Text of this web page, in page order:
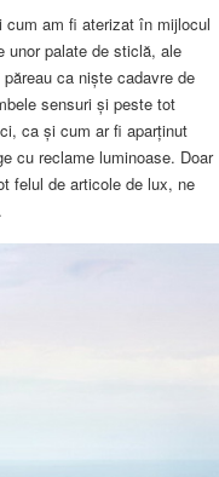
cum am fi aterizat în mijlocul
unor palate de sticlă, ale
ca niște cadavre de
sensuri și peste tot
ca și cum ar fi aparținut
cu reclame luminoase. Doar
felul de articole de lux, ne